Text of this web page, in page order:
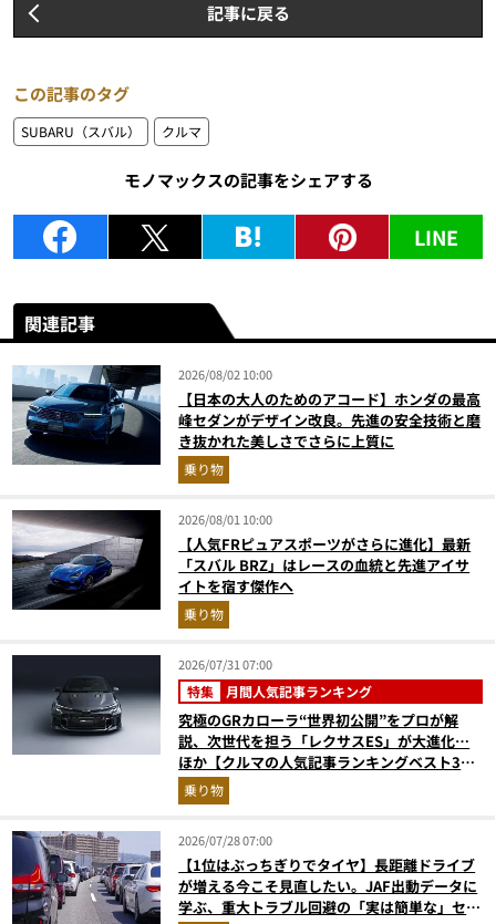
記事に戻る
この記事のタグ
SUBARU（スバル） クルマ
モノマックスの記事をシェアする
LINE
関連記事
2026/08/02 10:00
【日本の大人のためのアコード】ホンダの最高
峰セダンがデザイン改良。先進の安全技術と磨
き抜かれた美しさでさらに上質に
乗り物
2026/08/01 10:00
【人気FRピュアスポーツがさらに進化】最新
「スバル BRZ」はレースの血統と先進アイサ
イトを宿す傑作へ
乗り物
2026/07/31 07:00
特集 月間人気記事ランキング
究極のGRカローラ“世界初公開”をプロが解
説、次世代を担う「レクサスES」が大進化…
ほか【クルマの人気記事ランキングベスト3】
（2026年6月版）
乗り物
2026/07/28 07:00
【1位はぶっちぎりでタイヤ】長距離ドライブ
が増える今こそ見直したい。JAF出動データに
学ぶ、重大トラブル回避の「実は簡単な」セル